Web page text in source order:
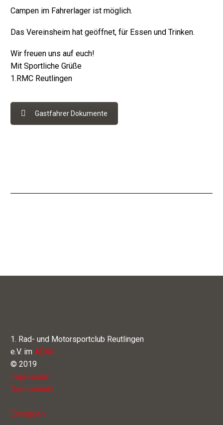
Campen im Fahrerlager ist möglich.
Das Vereinsheim hat geöffnet, für Essen und Trinken.
Wir freuen uns auf euch!
Mit Sportliche Grüße
1.RMC Reutlingen
Gastfahrer Dokumente
1. Rad- und Motorsportclub Reutlingen
e.V. im ADAC
© 2019
Impressum
Datenschutz
Einloggen